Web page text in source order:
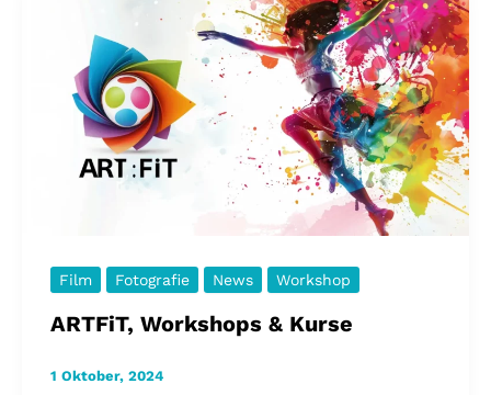
Film Fotografie News Workshop
ARTFiT, Workshops & Kurse
1 Oktober, 2024